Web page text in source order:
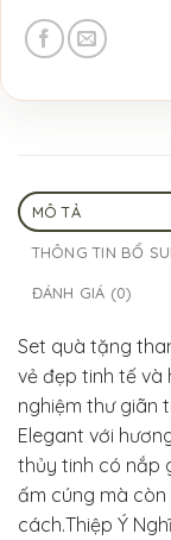
MÔ TẢ
THÔNG TIN BỔ
ĐÁNH GIÁ (0)
Set quà tặng
vẻ đẹp tinh tế và
nghiệm thư giãn
Elegant với
thủy tinh có nắp
ấm cúng mà
cách.Thiệp Ý